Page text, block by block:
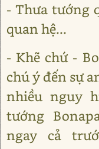
- Thưa tướng
quan hệ...
- Khẽ chứ -
chú ý đến sự
nhiều nguy
tướng
ngay cả